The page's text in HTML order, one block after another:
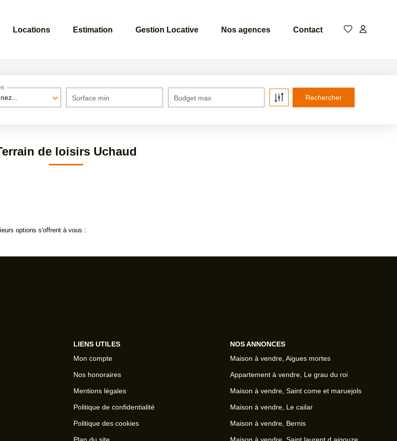
Locations Estimation Gestion Locative Nos agences Contact
Surface min Budget max
de loisirs Uchaud
options s'offrent à vous :
LIENS UTILES
Mon compte
Nos honoraires
Mentions légales
Politique de confidentialité
Politique des cookies
NOS ANNONCES
Maison à vendre, Aigues mortes
Appartement à vendre, Le grau du roi
Maison à vendre, Saint come et maruejols
Maison à vendre, Le cailar
Maison à vendre, Bernis